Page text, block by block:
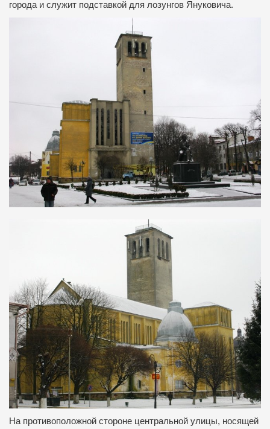
города и служит подставкой для лозунгов Януковича.
На противоположной стороне центральной улицы, носящей